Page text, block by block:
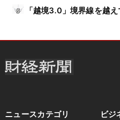
「越境3.0」境界線を越
ニュースカテゴリ ビジ